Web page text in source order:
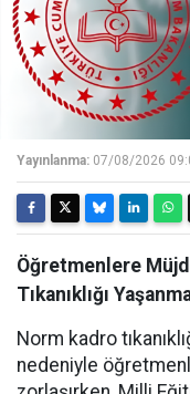
Yayınlanma: 07/08/2026
Öğretmenlere
Tıkanıklığı
Norm kadro
nedeniyle